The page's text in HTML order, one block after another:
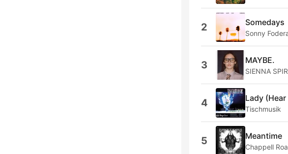
2 Somedays
Sonny
3 MAYBE.
SIENNA
4 Lady
Tischmusik
5 Meantime
Chappell